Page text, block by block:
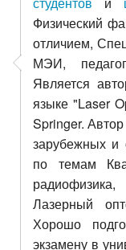
Физический
отличием,
МЭИ,
Является
языке "Laser
Springer.
зарубежных и
по темам
Лазерный
Хорошо
экзамену в